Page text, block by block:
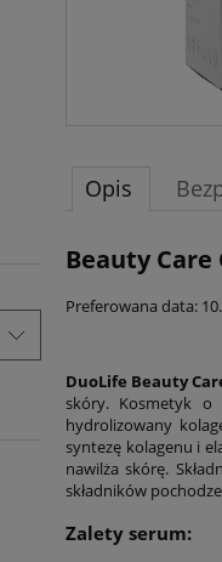
Opis
Beauty
Preferowana data:
DuoLife Beauty
skóry. Kosmetyk o
hydrolizowany
syntezę kolagenu i
nawilża skórę.
składników
Zalety serum: